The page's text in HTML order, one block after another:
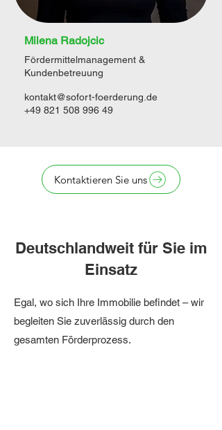
Milena Radojcic
Fördermittelmanagement &
Kundenbetreuung
kontakt@sofort-foerderung.de
+49 821 508 996 49
Kontaktieren Sie uns
Deutschlandweit für Sie im
Einsatz
Egal, wo sich Ihre Immobilie befindet – wir
begleiten Sie zuverlässig durch den
gesamten Förderprozess.